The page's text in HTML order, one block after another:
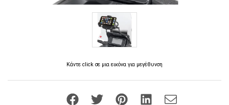
Κάντε click σε μια εικόνα για μεγέθυνση